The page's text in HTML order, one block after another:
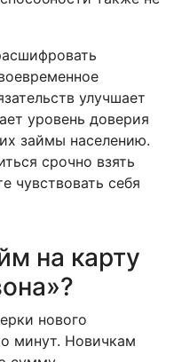
улучшает
уровень доверия
займы населению.
срочно взять
чувствовать себя
на карту
нового
минут. Новичкам